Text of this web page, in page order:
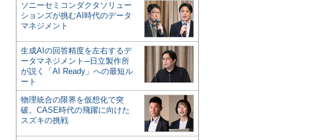
ソニーセミコンダクタソリュー
ションズが挑むAI時代のデータ
マネジメント
生成AIの回答精度を左右するデ
ータマネジメント─日立製作所
が説く「AI Ready」への最短ル
ート
物理統合の限界を仮想化で突
破。CASE時代の飛躍に向けた
スズキの挑戦